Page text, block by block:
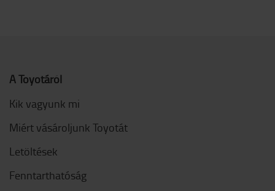
A Toyotáról
Kik vagyunk mi
Miért vásároljunk Toyotát
Letöltések
Fenntarthatóság